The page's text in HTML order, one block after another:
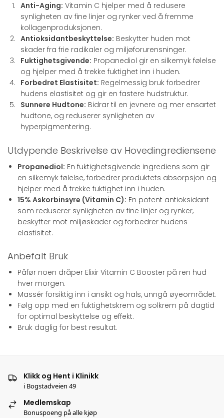
Anti-Aging: Vitamin C hjelper med å redusere
synligheten av fine linjer og rynker ved å fremme
kollagenproduksjonen.
Antioksidantbeskyttelse: Beskytter huden mot
skader fra frie radikaler og miljøforurensninger.
Fuktighetsgivende: Propanediol gir en silkemyk følelse
og hjelper med å trekke fuktighet inn i huden.
Forbedret Elastisitet: Regelmessig bruk forbedrer
hudens elastisitet og gir en fastere hudstruktur.
Sunnere Hudtone: Bidrar til en jevnere og mer ensartet
hudtone, og reduserer synligheten av
hyperpigmentering.
Utdypende Beskrivelse av Hovedingrediensene
Propanediol: En fuktighetsgivende ingrediens som gir
en silkemyk følelse, forbedrer produktets absorpsjon og
hjelper med å trekke fuktighet inn i huden.
15% Askorbinsyre (Vitamin C): En potent antioksidant
som reduserer synligheten av fine linjer og rynker,
beskytter mot miljøskader og forbedrer hudens
elastisitet.
Anbefalt Bruk
Påfør noen dråper Elixir Vitamin C Booster på ren hud
hver morgen.
Massér forsiktig inn i ansikt og hals, unngå øyeområdet.
Følg opp med en fuktighetskrem og solkrem på dagtid
for optimal beskyttelse og effekt.
Bruk daglig for best resultat.
Klikk og Hent i Klinikk
i Bogstadveien 49
Medlemskap
Bonuspoeng på alle kjøp